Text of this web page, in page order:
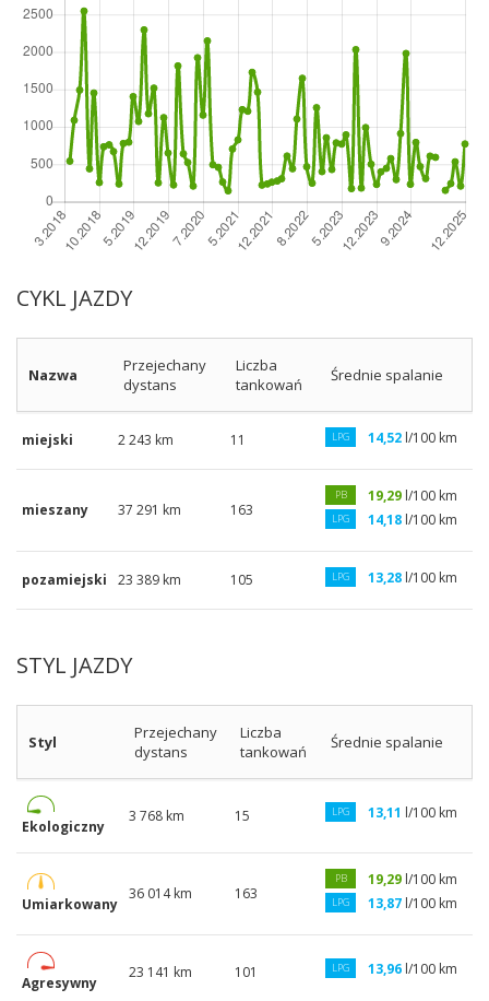
CYKL JAZDY
Nazwa
Przejechany
dystans
Liczba
tankowań
Średnie spalanie
miejski 2 243 km 11 LPG 14,52 l/100 km
mieszany 37 291 km 163
PB 19,29 l/100 km
LPG 14,18 l/100 km
pozamiejski 23 389 km 105 LPG 13,28 l/100 km
STYL JAZDY
Styl
Przejechany
dystans
Liczba
tankowań
Średnie spalanie
Ekologiczny
3 768 km 15 LPG 13,11 l/100 km
Umiarkowany
36 014 km 163
PB 19,29 l/100 km
LPG 13,87 l/100 km
Agresywny
23 141 km 101 LPG 13,96 l/100 km